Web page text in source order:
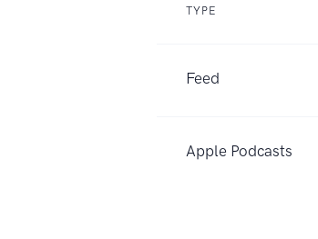
TYPE
Feed
Apple Podcasts